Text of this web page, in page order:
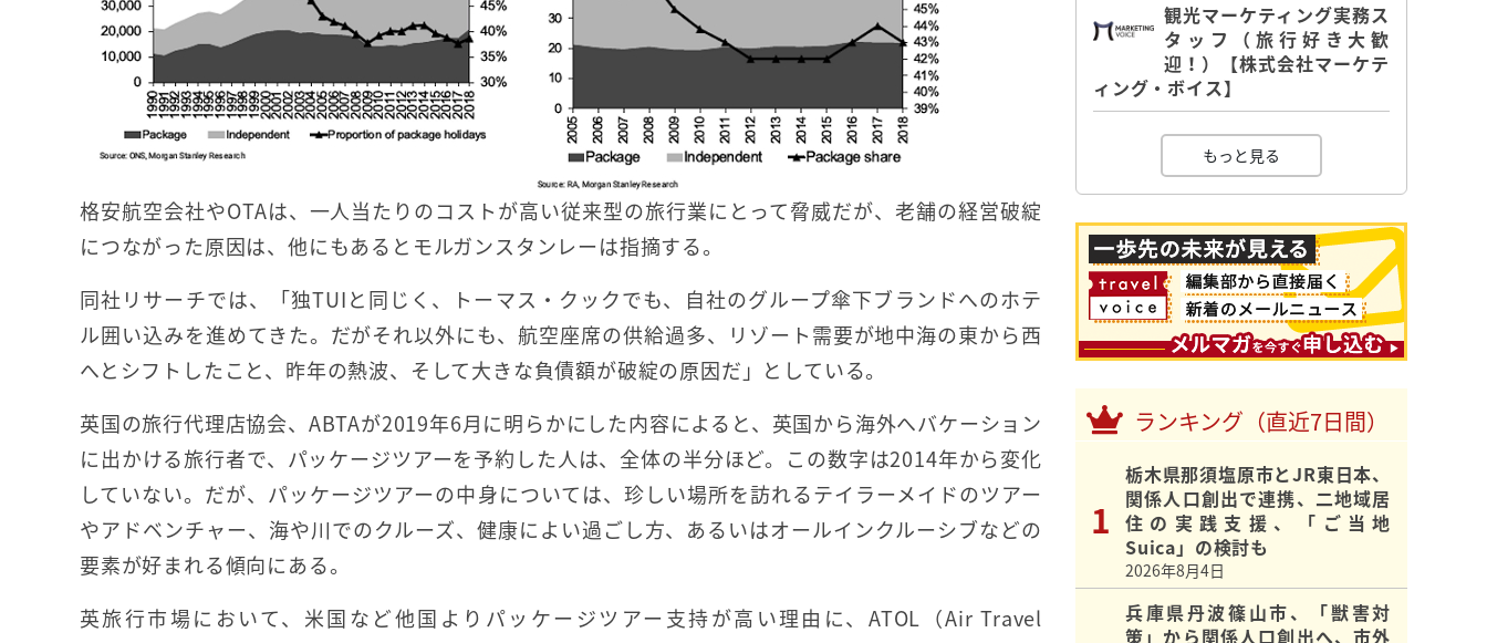
格安航空会社やOTAは、一人当たりのコストが高い従来型の旅行業にとって脅威だが、老舗の経営破綻
につながった原因は、他にもあるとモルガンスタンレーは指摘する。
同社リサーチでは、「独TUIと同じく、トーマス・クックでも、自社のグループ傘下ブランドへのホテ
ル囲い込みを進めてきた。だがそれ以外にも、航空座席の供給過多、リゾート需要が地中海の東から西
へとシフトしたこと、昨年の熱波、そして大きな負債額が破綻の原因だ」としている。
英国の旅行代理店協会、ABTAが2019年6月に明らかにした内容によると、英国から海外へバケーション
に出かける旅行者で、パッケージツアーを予約した人は、全体の半分ほど。この数字は2014年から変化
していない。だが、パッケージツアーの中身については、珍しい場所を訪れるテイラーメイドのツアー
やアドベンチャー、海や川でのクルーズ、健康によい過ごし方、あるいはオールインクルーシブなどの
要素が好まれる傾向にある。
英旅行市場において、米国など他国よりパッケージツアー支持が高い理由に、ATOL（Air Travel
観光マーケティング実務ス
タッフ（旅行好き大歓
迎！）【株式会社マーケテ
ィング・ボイス】
もっと見る
ランキング（直近7日間）
栃木県那須塩原市とJR東日本、
関係人口創出で連携、二地域居
住の実践支援、「ご当地
Suica」の検討も
2026年8月4日
兵庫県丹波篠山市、「獣害対
策」から関係人口創出へ、市外